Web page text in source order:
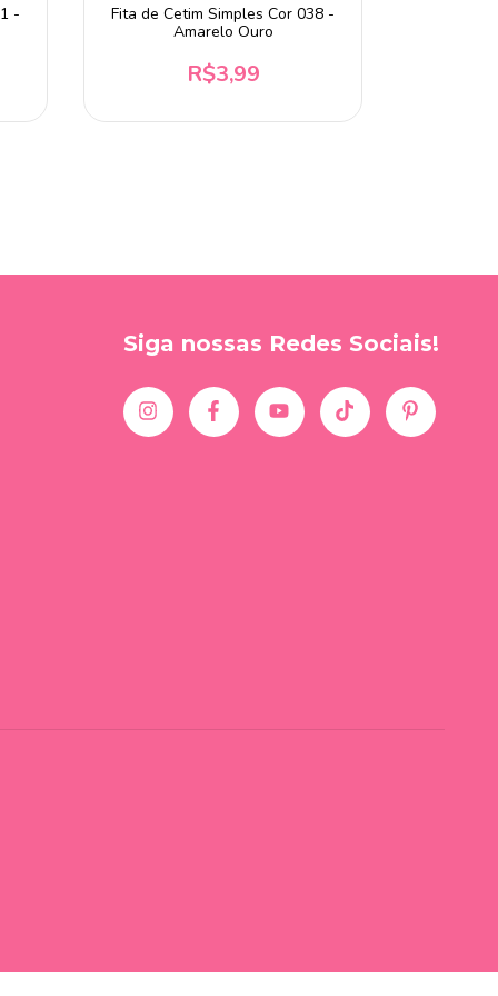
-
Fita de Cetim Simples Cor 038 -
Amarelo Ouro
R$3,99
Siga nossas Redes Sociais!